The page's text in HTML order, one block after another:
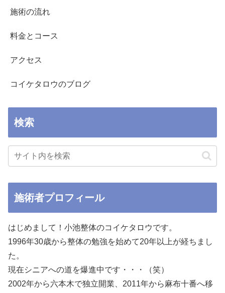
施術の流れ
料金とコース
アクセス
コイケタロウのブログ
検索
施術者プロフィール
はじめまして！小池整体のコイケタロウです。
1996年30歳から整体の勉強を始めて20年以上が経ちまし
た。
現在シニアへの道を爆進中です・・・（笑）
2002年から六本木で独立開業、2011年から麻布十番へ移